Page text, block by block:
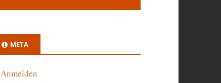
META
Anmelden